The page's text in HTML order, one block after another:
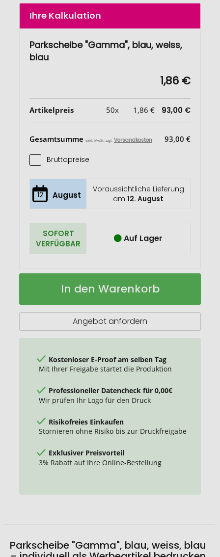
Ihre Kalkulation
Parkscheibe "Gamma", blau, weiss,
blau
1,86 €
Artikelpreis 50x 1,86 € 93,00 €
Gesamtsumme exkl. MwSt. zzgl. Versandkosten 93,00 €
Bruttopreise
12 August
Voraussichtliche Lieferung
am12. August
SOFORT
VERFÜGBAR
Auf Lager
Parkscheibe
Auf
In den Warenkorb
Angebot anfordern
Kostenloser E-Proof am selben Tag
Mit Ihrer Freigabe startet die Produktion
Professioneller Datencheck für 0,00€
Wir prüfen Ihr Logo für den Druck
Risikofreies Einkaufen
Stornieren ohne Risiko bis zur Druckfreigabe
Exklusiver Preisvorteil
3% Rabatt auf Ihre Online-Bestellung
Parkscheibe "Gamma", blau, weiss, blau